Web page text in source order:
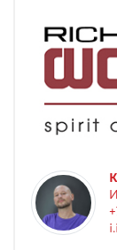
Реанимация
Неонатология
Хирургия
Гинекология